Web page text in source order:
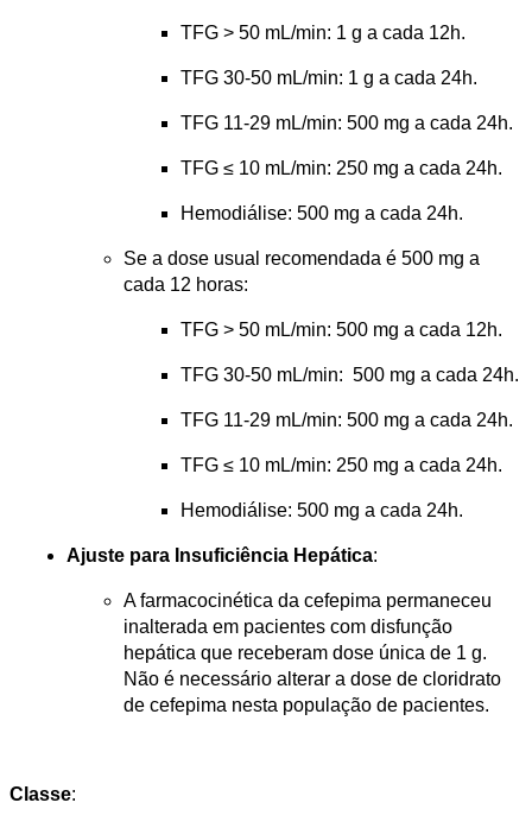
TFG > 50 mL/min: 1 g a cada 12h.
TFG 30-50 mL/min: 1 g a cada 24h.
TFG 11-29 mL/min: 500 mg a cada 24h.
TFG ≤ 10 mL/min: 250 mg a cada 24h.
Hemodiálise: 500 mg a cada 24h.
Se a dose usual recomendada é 500 mg a
cada 12 horas:
TFG > 50 mL/min: 500 mg a cada 12h.
TFG 30-50 mL/min:  500 mg a cada 24h.
TFG 11-29 mL/min: 500 mg a cada 24h.
TFG ≤ 10 mL/min: 250 mg a cada 24h.
Hemodiálise: 500 mg a cada 24h.
Ajuste para Insuficiência Hepática:
A farmacocinética da cefepima permaneceu
inalterada em pacientes com disfunção
hepática que receberam dose única de 1 g.
Não é necessário alterar a dose de cloridrato
de cefepima nesta população de pacientes.
Classe: